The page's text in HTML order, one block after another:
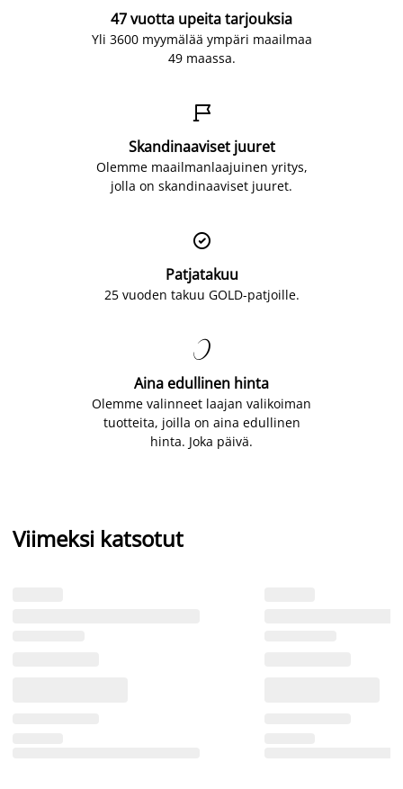
47 vuotta upeita tarjouksia
Yli 3600 myymälää ympäri maailmaa
49 maassa.

Skandinaaviset juuret
Olemme maailmanlaajuinen yritys,
jolla on skandinaaviset juuret.

Patjatakuu
25 vuoden takuu GOLD-patjoille.

Aina edullinen hinta
Olemme valinneet laajan valikoiman
tuotteita, joilla on aina edullinen
hinta. Joka päivä.
Viimeksi katsotut